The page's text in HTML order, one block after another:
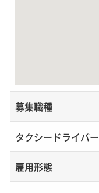
募集職種
タクシードライバー
雇用形態